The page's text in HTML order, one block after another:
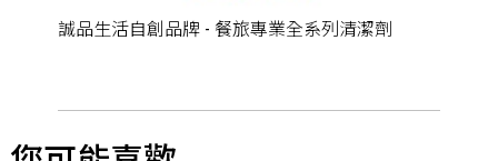
誠品生活自創品牌 - 餐旅專業全系列清潔劑